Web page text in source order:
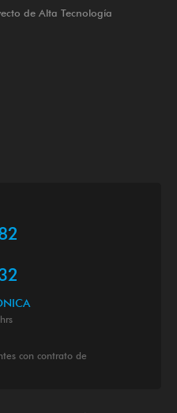
de Alta Tecnología
con contrato de